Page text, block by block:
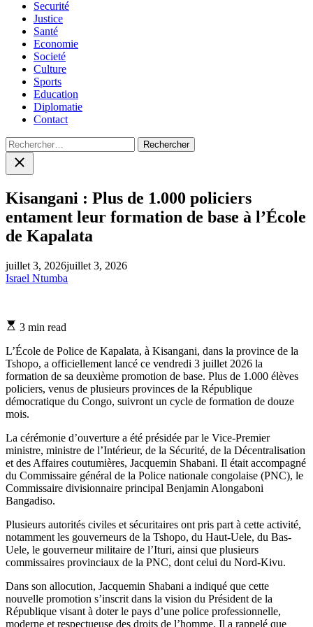
Securité
Justice
Santé
Economie
Societé
Culture
Sports
Education
Diplomatie
Contact
Rechercher :
Close
search
Kisangani : Plus de 1.000 policiers
entament leur formation de base à l’École
de Kapalata
juillet 3, 2026juillet 3, 2026
Israel Ntumba
Estimated
time
3 min read
L’École de Police de Kapalata, à Kisangani, dans la province de la
Tshopo, a officiellement lancé ce vendredi 3 juillet 2026 la
formation de sa deuxième promotion de base. Plus de 1.000 élèves
policiers, venus de plusieurs provinces de la République
démocratique du Congo, suivront un cycle de formation de douze
mois.
La cérémonie d’ouverture a été présidée par le Vice-Premier
ministre, ministre de l’Intérieur, de la Sécurité, de la Décentralisation
et des Affaires coutumières, Jacquemin Shabani. Il était accompagné
du Commissaire général de la Police nationale congolaise (PNC), le
Commissaire divisionnaire principal Benjamin Alongaboni
Bangadiso.
Plusieurs autorités civiles et sécuritaires ont pris part à cette activité,
notamment les gouverneurs de la Tshopo, du Haut-Uele, du Bas-
Uele, le gouverneur militaire de l’Ituri, ainsi que plusieurs
commissaires provinciaux de la PNC, dont celui du Nord-Kivu.
Dans son allocution, Jacquemin Shabani a indiqué que cette
nouvelle promotion s’inscrit dans la vision du Président de la
République visant à doter le pays d’une police professionnelle,
moderne et respectueuse des droits de l’homme. Il a rappelé que